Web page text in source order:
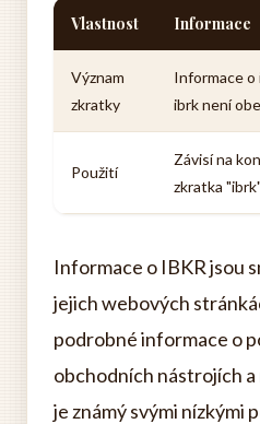
Vlastnost Informace
Význam
zkratky
Informace o
ibrk není
Použití
Závisí na
zkratka
Informace o IBKR jsou
jejich webových
podrobné informace o
obchodních nástrojích
je známý svými nízkými